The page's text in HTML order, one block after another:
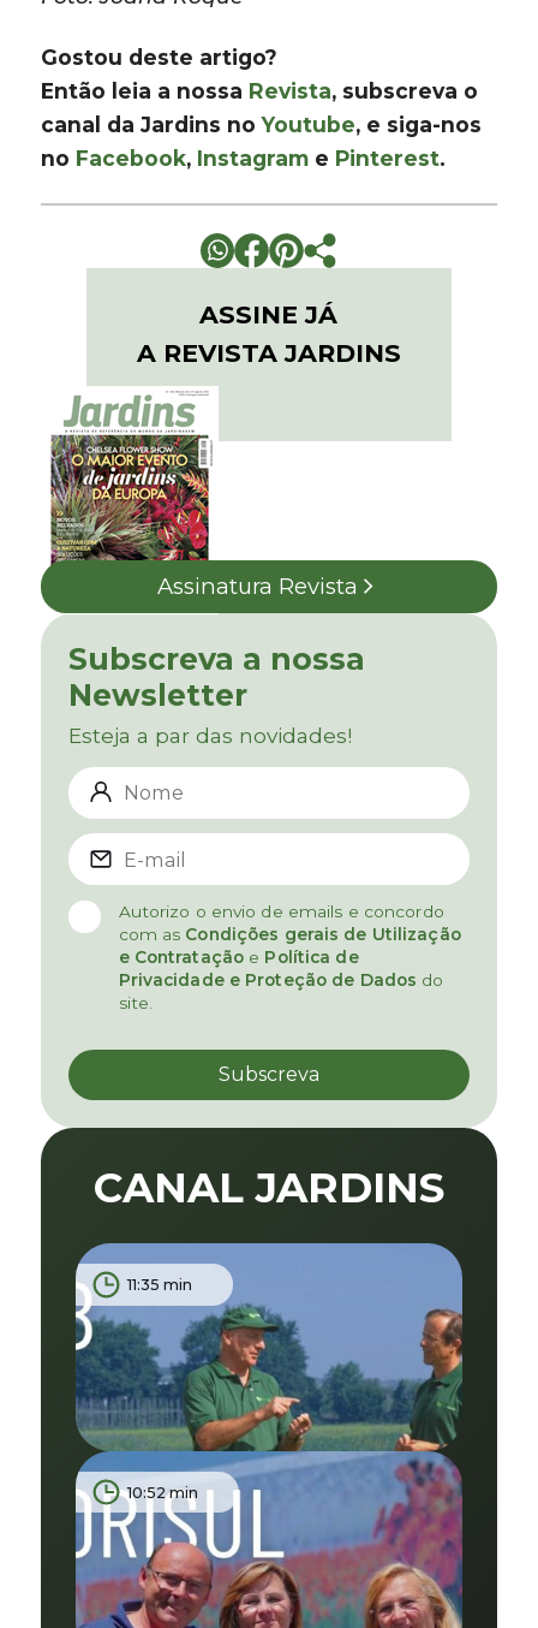
Gostou deste artigo?
Então leia a nossa Revista, subscreva o
canal da Jardins noYoutube, e siga-nos
no Facebook, Instagram e Pinterest.
ASSINE JÁ
A REVISTA JARDINS
Assinatura Revista
Subscreva a nossa
Newsletter
Esteja a par das novidades!
Autorizo o envio de emails e concordo
com as Condições gerais de Utilização
e Contratação e Política de
Privacidade e Proteção de Dados do
site.
CANAL JARDINS
11:35 min
10:52 min